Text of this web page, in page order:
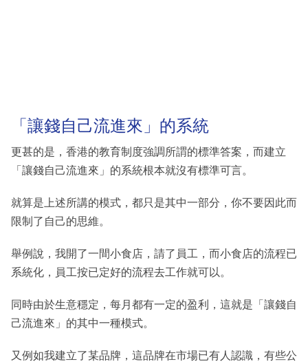
「讓錢自己流進來」的系統
更甚的是，香港的教育制度強調所謂的標準答案，而建立
「讓錢自己流進來」的系統根本就沒有標準可言。
就算是上述所講的模式，都只是其中一部分，你不要因此而
限制了自己的思維。
舉例說，我開了一間小食店，請了員工，而小食店的流程已
系統化，員工按已定好的流程去工作就可以。
同時由於生意穩定，每月都有一定的盈利，這就是「讓錢自
己流進來」的其中一種模式。
又例如我建立了某品牌，這品牌在市場已有人認識，有些公